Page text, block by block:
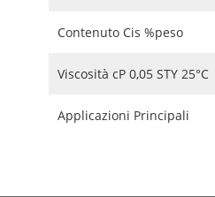
Contenuto Cis %peso
Viscosità cP 0,05 STY 25°C
Applicazioni Principali